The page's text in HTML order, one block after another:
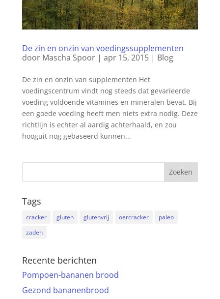
De zin en onzin van voedingssupplementen
door Mascha Spoor| apr 15, 2015| Blog
De zin en onzin van supplementen Het
voedingscentrum vindt nog steeds dat gevarieerde
voeding voldoende vitamines en mineralen bevat. Bij
een goede voeding heeft men niets extra nodig. Deze
richtlijn is echter al aardig achterhaald, en zou
hooguit nog gebaseerd kunnen...
Tags
cracker gluten glutenvrij oercracker
paleo
zaden
Recente berichten
Pompoen-bananen brood
Gezond bananenbrood